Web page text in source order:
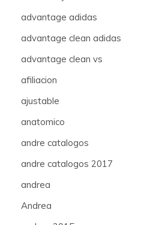
advantage adidas
advantage clean adidas
advantage clean vs
afiliacion
ajustable
anatomico
andre catalogos
andre catalogos 2017
andrea
Andrea